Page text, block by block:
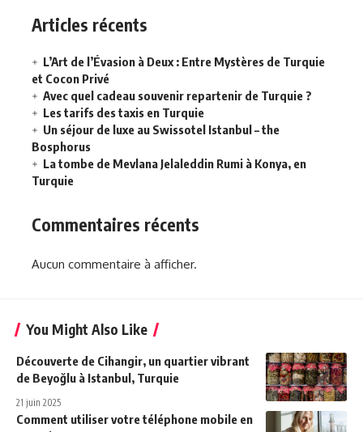
Articles récents
L’Art de l’Évasion à Deux : Entre Mystères de Turquie
et Cocon Privé
Avec quel cadeau souvenir repartenir de Turquie ?
Les tarifs des taxis en Turquie
Un séjour de luxe au Swissotel Istanbul – the
Bosphorus
La tombe de Mevlana Jelaleddin Rumi à Konya, en
Turquie
Commentaires récents
Aucun commentaire à afficher.
You Might Also Like
Découverte de Cihangir, un quartier vibrant
de Beyoğlu à Istanbul, Turquie
21 juin 2025
Comment utiliser votre téléphone mobile en